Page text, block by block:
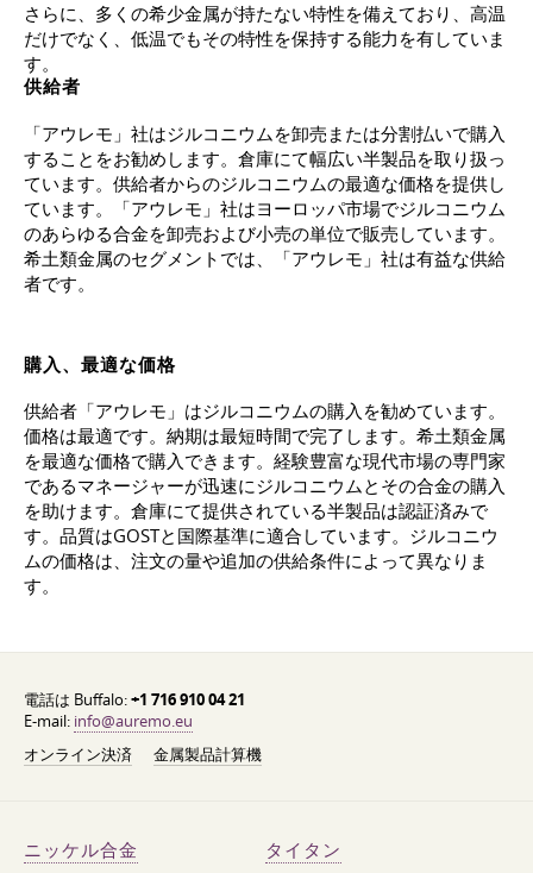
さらに、多くの希少金属が持たない特性を備えており、高温
だけでなく、低温でもその特性を保持する能力を有していま
す。
供給者
「アウレモ」社はジルコニウムを卸売または分割払いで購入
することをお勧めします。倉庫にて幅広い半製品を取り扱っ
ています。供給者からのジルコニウムの最適な価格を提供し
ています。「アウレモ」社はヨーロッパ市場でジルコニウム
のあらゆる合金を卸売および小売の単位で販売しています。
希土類金属のセグメントでは、「アウレモ」社は有益な供給
者です。
購入、最適な価格
供給者「アウレモ」はジルコニウムの購入を勧めています。
価格は最適です。納期は最短時間で完了します。希土類金属
を最適な価格で購入できます。経験豊富な現代市場の専門家
であるマネージャーが迅速にジルコニウムとその合金の購入
を助けます。倉庫にて提供されている半製品は認証済みで
す。品質はGOSTと国際基準に適合しています。ジルコニウ
ムの価格は、注文の量や追加の供給条件によって異なりま
す。
電話は Buffalo:+1 716 910 04 21
E-mail: info@auremo.eu
オンライン決済
金属製品計算機
ニッケル合金 タイタン